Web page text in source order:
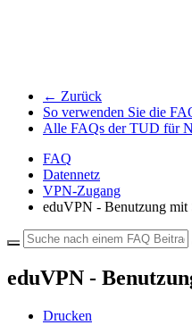
← Zurück
So verwenden Sie die
Alle FAQs der TUD für
FAQ
Datennetz
VPN-Zugang
eduVPN - Benutzung mit
eduVPN -
Drucken